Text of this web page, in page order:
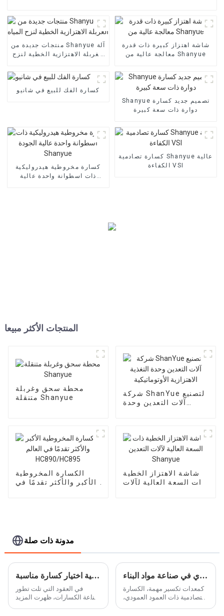
منتجات جديدة من Shanyue آلة
الغربلة الاهتزازية الخطية لنزح
شاشة اهتزاز كبيرة ذات قدرة
معالجة عالية من Shanyue
كسارة الفك للبيع في شانيو
Shanyue تصميم جديد كسارة
دوارة ذات سعة كبيرة
كسارة مخروطية هيدروليكية
ذات اسطوانة واحدة عالية
كسارة تصادمية Shanyue عالية
الكفاءة VSI
المنتجات الأكثر مبيعا
محطة سحق وغربلة
متنقلة Shanyue
شركة ShanYue لتصنيع
آلات التعدين وحدة
الكسارة المخروطية
الأكبر والأكثر تقدمًا في
شاشة الاهتزاز الخطية
ذات السعة العالية لآلات
مدونة ذات صلة
كيفية اختيار كسارة مناسبة
في العقود التي تلت تطور
صناعة الكسارات، ظهرت المزيد
تطبيقات الكسارة الصدمية ذات العمود العمودي في صناعة مواد البناء
كمعدات تكسير مهمة، الكسارة
التصادمية ذات العمود العمودي،